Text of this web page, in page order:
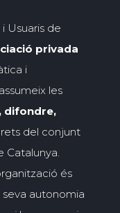
Usuaris de
privada
i
les
difondre,
del conjunt
Catalunya.
és
seva autonomia